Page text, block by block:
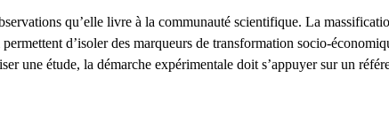
qu’elle livre à la communauté scientifique. La
d’isoler des marqueurs de transformation socio-
une étude, la démarche expérimentale doit s’appuyer sur un